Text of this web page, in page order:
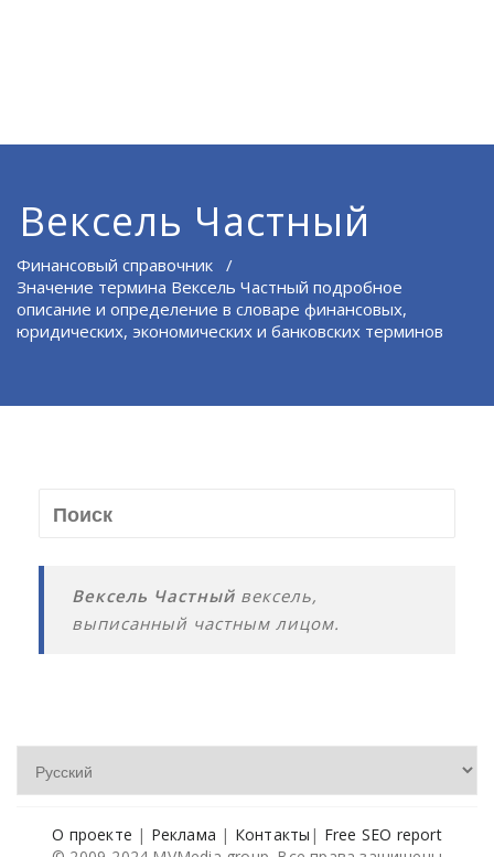
Вексель Частный
Финансовый справочник /
Значение термина Вексель Частный подробное
описание и определение в словаре финансовых,
юридических, экономических и банковских терминов
Вексель Частный вексель,
выписанный частным лицом.
О проекте | Реклама | Контакты | Free SEO report